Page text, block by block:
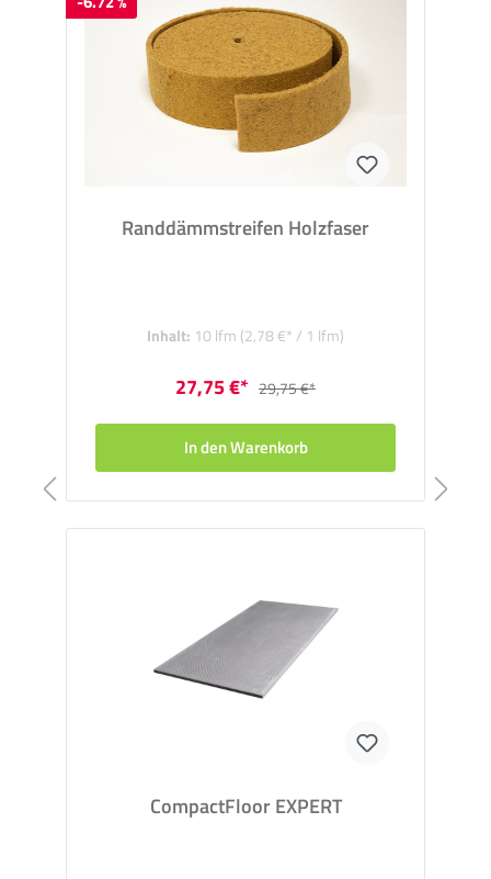
Randdämmstreifen Holzfaser
Inhalt: 10 lfm (2,78 €* / 1 lfm)
27,75 €* 29,75 €*
In den Warenkorb
CompactFloor EXPERT